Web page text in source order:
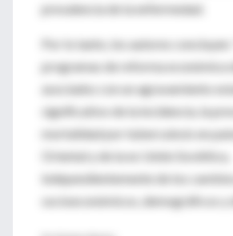
prevalencia de la enfermedad.
Por lo tanto, los autores concluyen:
programas de reforma económica
asociados con un agravamiento
significativo de la incidencia, la
mortalidad por tuberculosis en
Oriental y de la ex Unión Soviética,
independientemente de los
socioeconómicos, demográficos y